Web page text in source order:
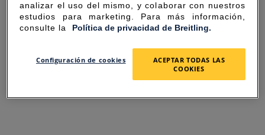
SORRY FOR THE
INCONVENIENCE
analizar el uso del mismo, y colaborar con nuestros
estudios para marketing. Para más información,
consulte la Política de privacidad de Breitling.
Configuración de cookies
ACEPTAR TODAS LAS
COOKIES